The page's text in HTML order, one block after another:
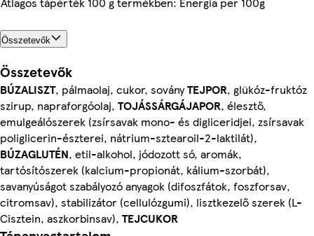
Összetevők
Összetevők
BÚZALISZT, pálmaolaj, cukor, soványTEJPOR, glükóz-fruktóz
szirup, napraforgóolaj, TOJÁSSÁRGÁJAPOR, élesztő,
emulgeálószerek (zsírsavak mono- és digliceridjei, zsírsavak
poliglicerin-észterei, nátrium-sztearoil-2-laktilát),
BÚZAGLUTÉN, etil-alkohol, jódozott só, aromák,
tartósítószerek (kalcium-propionát, kálium-szorbát),
savanyúságot szabályozó anyagok (difoszfátok, foszforsav,
citromsav), stabilizátor (cellulózgumi), lisztkezelő szerek (L-
Cisztein, aszkorbinsav), TEJCUKOR